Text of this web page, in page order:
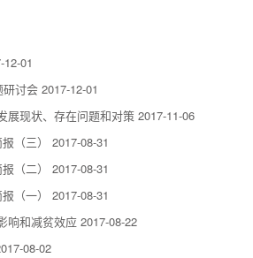
12-01
讨会 2017-12-01
展现状、存在问题和对策 2017-11-06
（三）
2017-08-31
（二）
2017-08-31
（一）
2017-08-31
响和减贫效应 2017-08-22
08-02